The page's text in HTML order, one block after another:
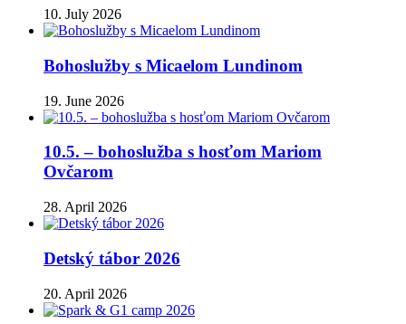
10. July 2026
Bohoslužby s Micaelom Lundinom
19. June 2026
10.5. – bohoslužba s hosťom Mariom
Ovčarom
28. April 2026
Detský tábor 2026
20. April 2026